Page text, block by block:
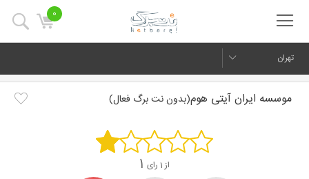
0
تهران
موسسه ایران آیتی هوم(بدون نت برگ فعال)
از 1 رای 1